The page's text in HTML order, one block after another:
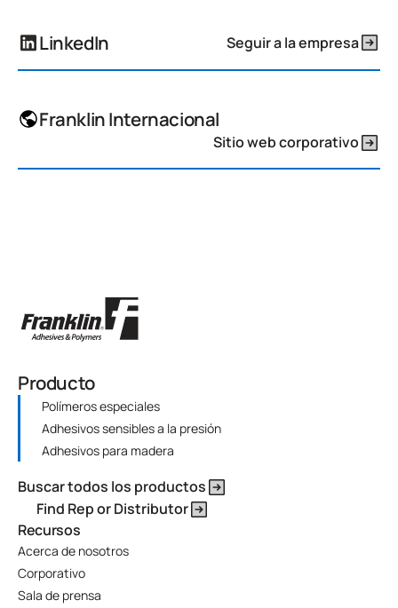
LinkedIn Seguir a la empresa
Franklin Internacional
Sitio web corporativo
Producto
Polímeros especiales
Adhesivos sensibles a la presión
Adhesivos para madera
Buscar todos los productos
Find Rep or Distributor
Recursos
Acerca de nosotros
Corporativo
Sala de prensa